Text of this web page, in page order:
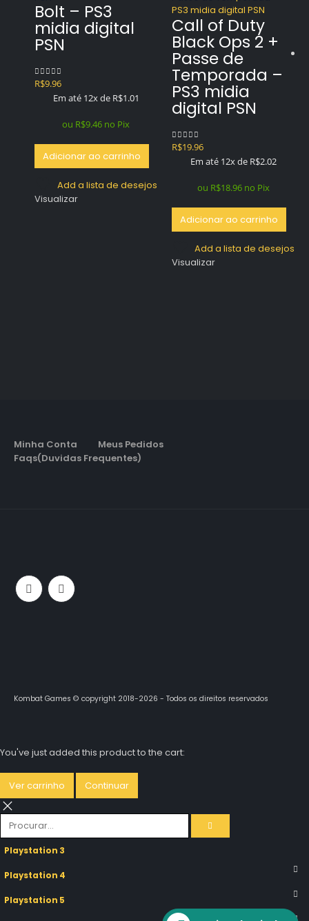
Bolt – PS3
midia digital
PSN
0out of 5
R$9.96
Em até 12x de R$1.01
ou R$9.46 no Pix
Adicionar ao carrinho
Add a lista de desejos
Visualizar
Call of Duty
Black Ops 2 +
Passe de
Temporada –
PS3 midia
digital PSN
0out of 5
R$19.96
Em até 12x de R$2.02
ou R$18.96 no Pix
Adicionar ao carrinho
Add a lista de desejos
Visualizar
Minha Conta
Meus Pedidos
Faqs(Duvidas Frequentes)
Kombat Games © copyright 2018-2026 - Todos os direitos reservados
You've just added this product to the cart:
Ver carrinho Continuar
Playstation 3
Playstation 4
Playstation 5